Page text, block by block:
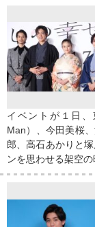
イベントが１日
Man）、今田美桜
郎、高石あかりと
ンを思わせる架空